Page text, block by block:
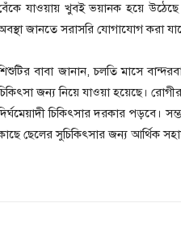
যাওয়ায় খুবই ভয়ানক হয়ে
জানতে সরাসরি যোগাযোগ করা
বাবা জানান, চলতি মাসে
জন্য নিয়ে যাওয়া হয়েছে।
চিকিৎসার দরকার পড়বে।
ছেলের সুচিকিৎসার জন্য আর্থিক